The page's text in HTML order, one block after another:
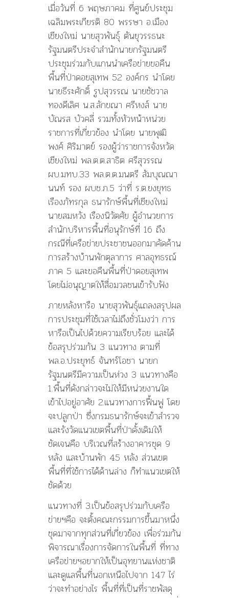
เมื่อวันที่ 6 พฤษภาคม ที่ศูนย์ประชุม
เฉลิมพระเกียรติ 80 พรรษา อ.เมือง
เชียงใหม่ นายสุวพันธุ์ ตันยุวรรธนะ
รัฐมนตรีประจำสำนักนายกรัฐมนตรี
ประชุมร่วมกับแกนนำเครือข่ายขอคืน
พื้นที่ป่าดอยสุเทพ 52 องค์กร นำโดย
นายธีระศักดิ์ รูปสุวรรณ นายชัชวาล
ทองดีเลิศ น.ส.ลักขณา ศรีหงส์ นาย
บัณรส บัวคลี่ รวมทั้งหัวหน้าหน่วย
ราชการที่เกี่ยวข้อง นำโดย นายพุฒิ
พงศ์ ศิริมาตย์ รองผู้ว่าราชการจังหวัด
เชียงใหม่ พล.ต.ต.สาธิต ศรีสุวรรณ
ผบ.มทบ.33 พล.ต.ต.มนตรี สัมบุณณา
นนท์ รอง ผบช.ภ.5 ว่าที่ ร.ต.ยงยุทธ
เรืองภัทรกุล ธนารักษ์พื้นที่เชียงใหม่
นายสมหวัง เรืองนิวัตศัย ผู้อำนวยการ
สำนักบริหารพื้นที่อนุรักษ์ที่ 16 ถึง
กรณีที่เครือข่ายประชาชนออกมาคัดค้าน
การสร้างบ้านพักตุลาการ ศาลอุทธรณ์
ภาค 5 และขอคืนพื้นที่ป่าดอยสุเทพ
โดยไม่อนุญาตให้สื่อมวลชนเข้ารับฟัง
ภายหลังหารือ นายสุวพันธุ์แถลงสรุปผล
การประชุมที่ใช้เวลาไม่ถึงชั่วโมงว่า การ
หารือเป็นไปด้วยความเรียบร้อย และได้
ข้อสรุปร่วมกัน 3 แนวทาง ตามที่
พล.อ.ประยุทธ์ จันทร์โอชา นายก
รัฐมนตรีมีความเป็นห่วง 3 แนวทางคือ
1.พื้นที่ดังกล่าวจะไม่ให้มีหน่วยงานใด
เข้าไปอยู่อาศัย 2.แนวทางการฟื้นฟู โดย
จะปลูกป่า ซึ่งกรมธนารักษ์จะเข้าสำรวจ
และรังวัดแนวเขตพื้นที่ป่าดั้งเดิมให้
ชัดเจนคือ บริเวณที่สร้างอาคารชุด 9
หลัง และบ้านพัก 45 หลัง ส่วนเขต
พื้นที่ที่ใช้การได้ด้านล่าง ก็ทำแนวเขตให้
ชัดด้วย
แนวทางที่ 3.เป็นข้อสรุปร่วมกับเครือ
ข่ายฯคือ จะตั้งคณะกรรมการขึ้นมาหนึ่ง
ชุดมาจากทุกส่วนที่เกี่ยวข้อง เพื่อร่วมกัน
พิจารณาเรื่องการจัดการในพื้นที่ ที่ทาง
เครือข่ายฯอยากให้เป็นอุทยานแห่งชาติ
และดูแลพื้นที่นอกเหนือไปจาก 147 ไร่
ว่าจะทำอย่างไร พื้นที่ที่เป็นที่ราชพัสดุ